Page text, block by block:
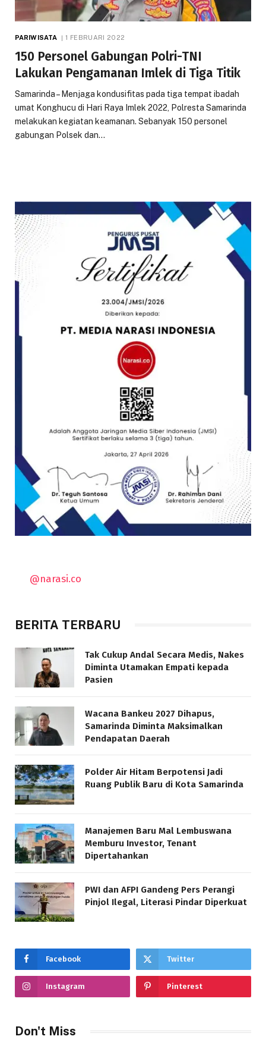
PARIWISATA 1 FEBRUARI 2022
150 Personel Gabungan Polri-TNI
Lakukan Pengamanan Imlek di Tiga Titik
Samarinda – Menjaga kondusifitas pada tiga tempat ibadah
umat Konghucu di Hari Raya Imlek 2022, Polresta Samarinda
melakukan kegiatan keamanan. Sebanyak 150 personel
gabungan Polsek dan…
@narasi.co
BERITA TERBARU
Tak Cukup Andal Secara Medis, Nakes
Diminta Utamakan Empati kepada
Pasien
Wacana Bankeu 2027 Dihapus,
Samarinda Diminta Maksimalkan
Pendapatan Daerah
Polder Air Hitam Berpotensi Jadi
Ruang Publik Baru di Kota Samarinda
Manajemen Baru Mal Lembuswana
Memburu Investor, Tenant
Dipertahankan
PWI dan AFPI Gandeng Pers Perangi
Pinjol Ilegal, Literasi Pindar Diperkuat
Facebook Twitter
Instagram Pinterest
Don't Miss